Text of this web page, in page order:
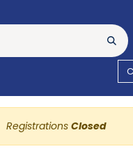
Registrations Closed